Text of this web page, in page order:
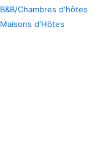
B&B/Chambres d'hôtes
Maisons d'Hôtes